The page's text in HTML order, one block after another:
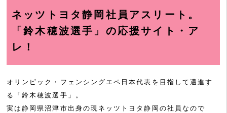
ネッツトヨタ静岡社員アスリート 。
「鈴木穂波選手」の応援サイト・ア
レ！
オリンピック・フェンシングエペ日本代表を目指して邁進す
る「鈴木穂波選手」。
実は静岡県沼津市出身の現ネッツトヨタ静岡の社員なので